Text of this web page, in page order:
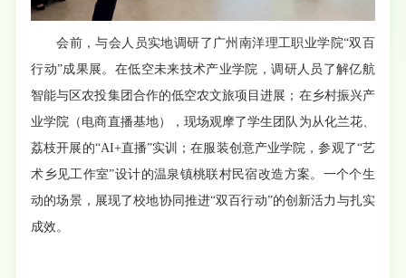
会前，与会人员实地调研了广州南洋理工职业学院“双百
行动”成果展。在低空未来技术产业学院，调研人员了解亿航
智能与区农投集团合作的低空农文旅项目进展；在乡村振兴产
业学院（电商直播基地），现场观摩了学生团队为从化兰花、
荔枝开展的“AI+直播”实训；在服装创意产业学院，参观了“艺
术乡见工作室”设计的温泉镇桃联村民宿改造方案。一个个生
动的场景，展现了校地协同推进“双百行动”的创新活力与扎实
成效。